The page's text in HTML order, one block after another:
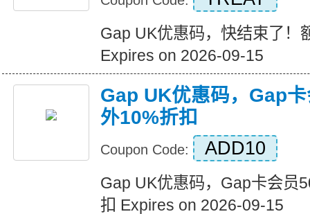
Gap UK优惠码，快结束了！
Expires on 2026-09-15
Gap UK优惠码，Gap
外10%折扣
Coupon Code: ADD10
Gap UK优惠码，Gap卡会员
扣 Expires on 2026-09-15